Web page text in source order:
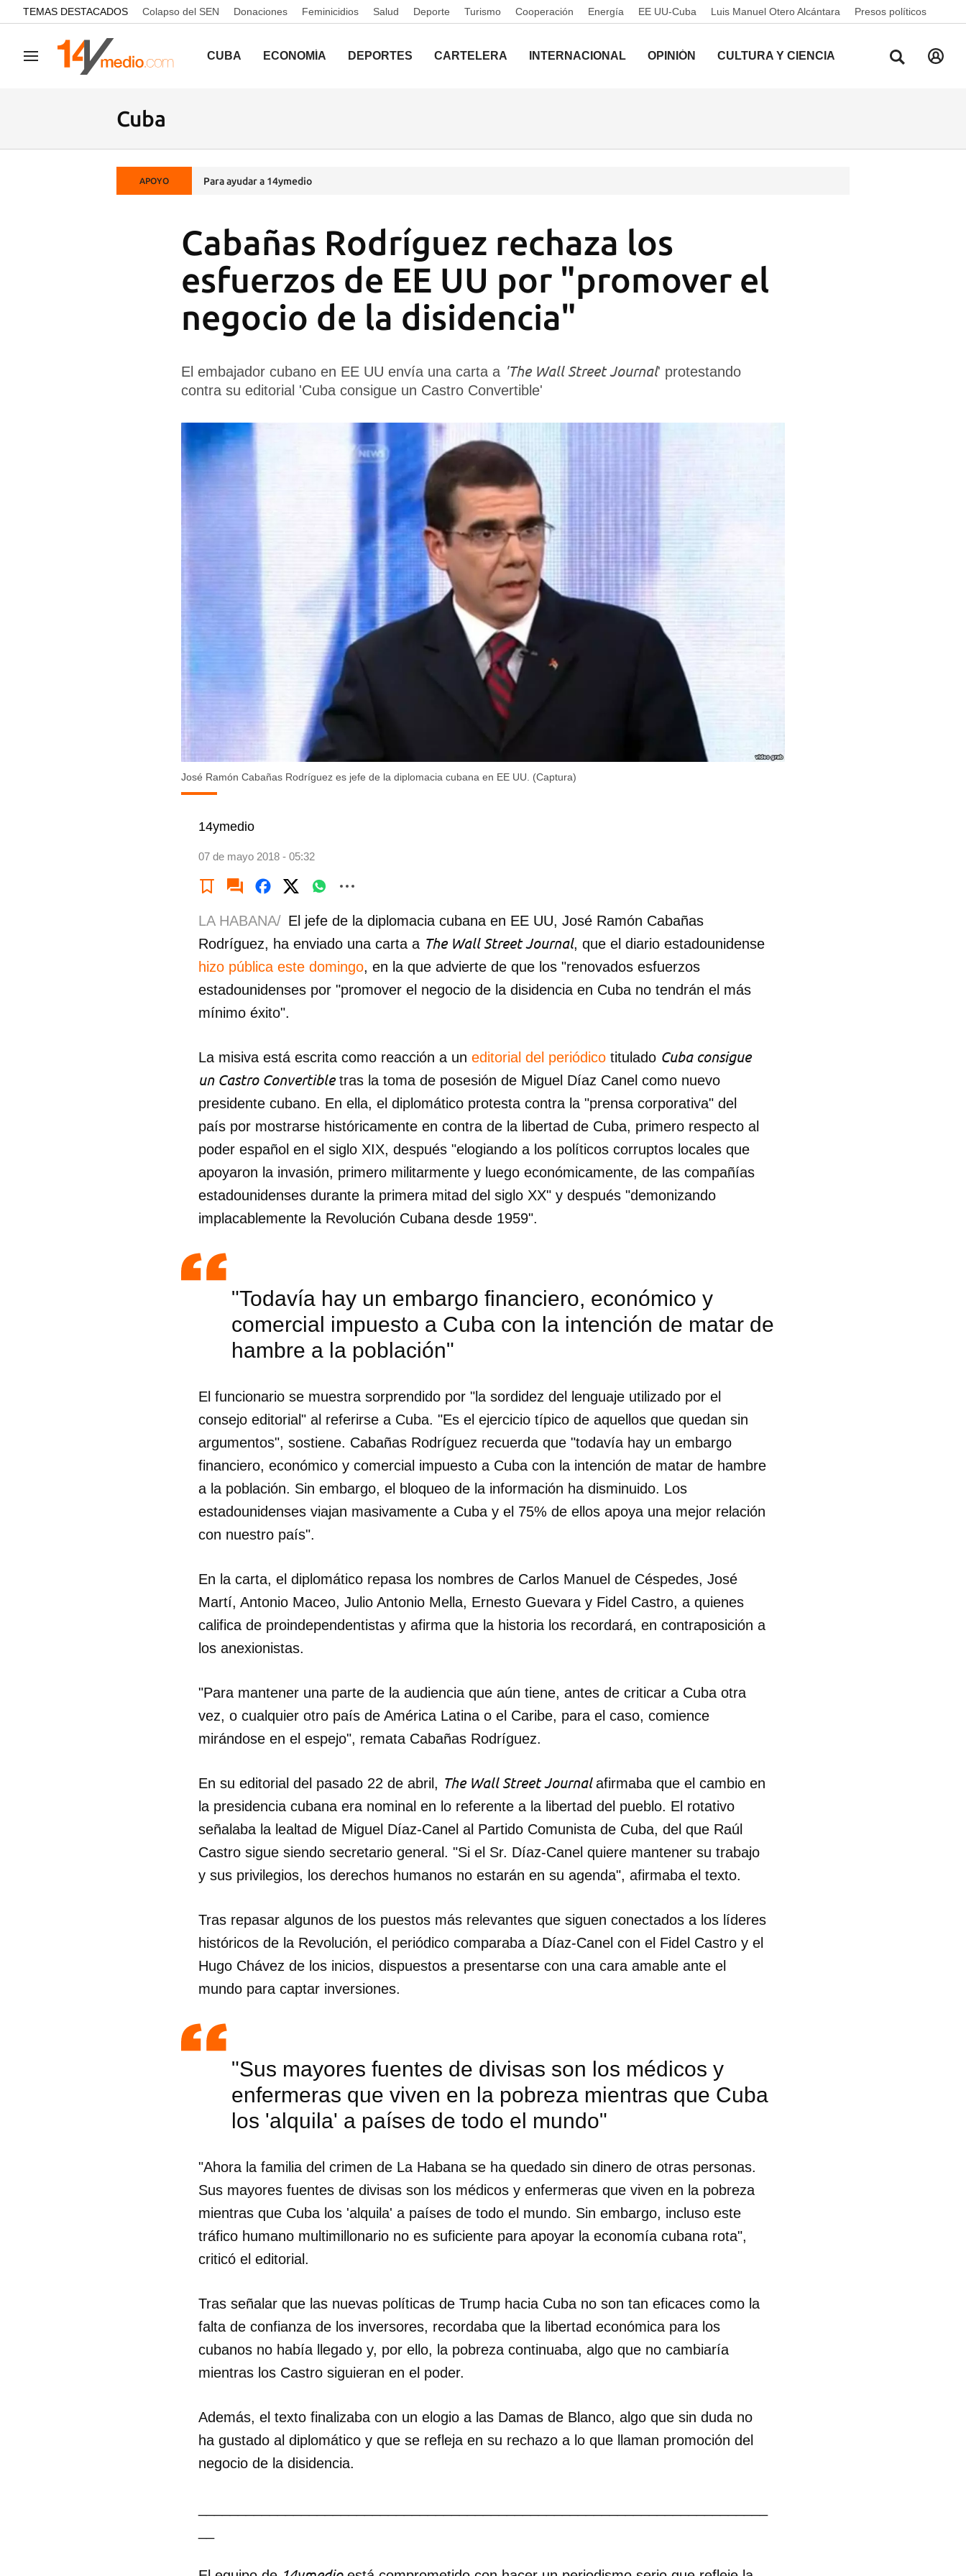
common.go-to-content
TEMAS DESTACADOS Colapso del SEN Donaciones Feminicidios Salud Deporte Turismo Cooperación Energía EE UU-Cuba Luis Manuel Otero Alcántara Presos políticos
Navegación CUBA ECONOMÍA DEPORTES CARTELERA INTERNACIONAL OPINIÓN CULTURA Y CIENCIA
Cuba
APOYO Para ayudar a 14ymedio
Cabañas Rodríguez rechaza los
esfuerzos de EE UU por "promover el
negocio de la disidencia"
El embajador cubano en EE UU envía una carta a 'The Wall Street Journal' protestando
contra su editorial 'Cuba consigue un Castro Convertible'
José Ramón Cabañas Rodríguez es jefe de la diplomacia cubana en EE UU. (Captura)
14ymedio
07 de mayo 2018 - 05:32
Para poder guardar como favorito, primero has de iniciar sesión con tu
cuenta de 14ymedio.
LA HABANA/ El jefe de la diplomacia cubana en EE UU, José Ramón Cabañas
Rodríguez, ha enviado una carta a The Wall Street Journal, que el diario estadounidense
hizo pública este domingo, en la que advierte de que los "renovados esfuerzos
estadounidenses por "promover el negocio de la disidencia en Cuba no tendrán el más
mínimo éxito".
La misiva está escrita como reacción a un editorial del periódico titulado Cuba consigue
un Castro Convertibletras la toma de posesión de Miguel Díaz Canel como nuevo
presidente cubano. En ella, el diplomático protesta contra la "prensa corporativa" del
país por mostrarse históricamente en contra de la libertad de Cuba, primero respecto al
poder español en el siglo XIX, después "elogiando a los políticos corruptos locales que
apoyaron la invasión, primero militarmente y luego económicamente, de las compañías
estadounidenses durante la primera mitad del siglo XX" y después "demonizando
implacablemente la Revolución Cubana desde 1959".
"Todavía hay un embargo financiero, económico y
comercial impuesto a Cuba con la intención de matar de
hambre a la población"
El funcionario se muestra sorprendido por "la sordidez del lenguaje utilizado por el
consejo editorial" al referirse a Cuba. "Es el ejercicio típico de aquellos que quedan sin
argumentos", sostiene. Cabañas Rodríguez recuerda que "todavía hay un embargo
financiero, económico y comercial impuesto a Cuba con la intención de matar de hambre
a la población. Sin embargo, el bloqueo de la información ha disminuido. Los
estadounidenses viajan masivamente a Cuba y el 75% de ellos apoya una mejor relación
con nuestro país".
En la carta, el diplomático repasa los nombres de Carlos Manuel de Céspedes, José
Martí, Antonio Maceo, Julio Antonio Mella, Ernesto Guevara y Fidel Castro, a quienes
califica de proindependentistas y afirma que la historia los recordará, en contraposición a
los anexionistas.
"Para mantener una parte de la audiencia que aún tiene, antes de criticar a Cuba otra
vez, o cualquier otro país de América Latina o el Caribe, para el caso, comience
mirándose en el espejo", remata Cabañas Rodríguez.
En su editorial del pasado 22 de abril, The Wall Street Journalafirmaba que el cambio en
la presidencia cubana era nominal en lo referente a la libertad del pueblo. El rotativo
señalaba la lealtad de Miguel Díaz-Canel al Partido Comunista de Cuba, del que Raúl
Castro sigue siendo secretario general. "Si el Sr. Díaz-Canel quiere mantener su trabajo
y sus privilegios, los derechos humanos no estarán en su agenda", afirmaba el texto.
Tras repasar algunos de los puestos más relevantes que siguen conectados a los líderes
históricos de la Revolución, el periódico comparaba a Díaz-Canel con el Fidel Castro y el
Hugo Chávez de los inicios, dispuestos a presentarse con una cara amable ante el
mundo para captar inversiones.
"Sus mayores fuentes de divisas son los médicos y
enfermeras que viven en la pobreza mientras que Cuba
los 'alquila' a países de todo el mundo"
"Ahora la familia del crimen de La Habana se ha quedado sin dinero de otras personas.
Sus mayores fuentes de divisas son los médicos y enfermeras que viven en la pobreza
mientras que Cuba los 'alquila' a países de todo el mundo. Sin embargo, incluso este
tráfico humano multimillonario no es suficiente para apoyar la economía cubana rota",
criticó el editorial.
Tras señalar que las nuevas políticas de Trump hacia Cuba no son tan eficaces como la
falta de confianza de los inversores, recordaba que la libertad económica para los
cubanos no había llegado y, por ello, la pobreza continuaba, algo que no cambiaría
mientras los Castro siguieran en el poder.
Además, el texto finalizaba con un elogio a las Damas de Blanco, algo que sin duda no
ha gustado al diplomático y que se refleja en su rechazo a lo que llaman promoción del
negocio de la disidencia.